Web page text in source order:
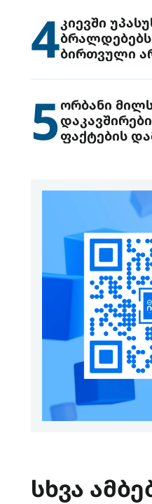
4კიევში
ბრალდებებს
ბირთვული
5ორბანი
ფაქტების
სხვა